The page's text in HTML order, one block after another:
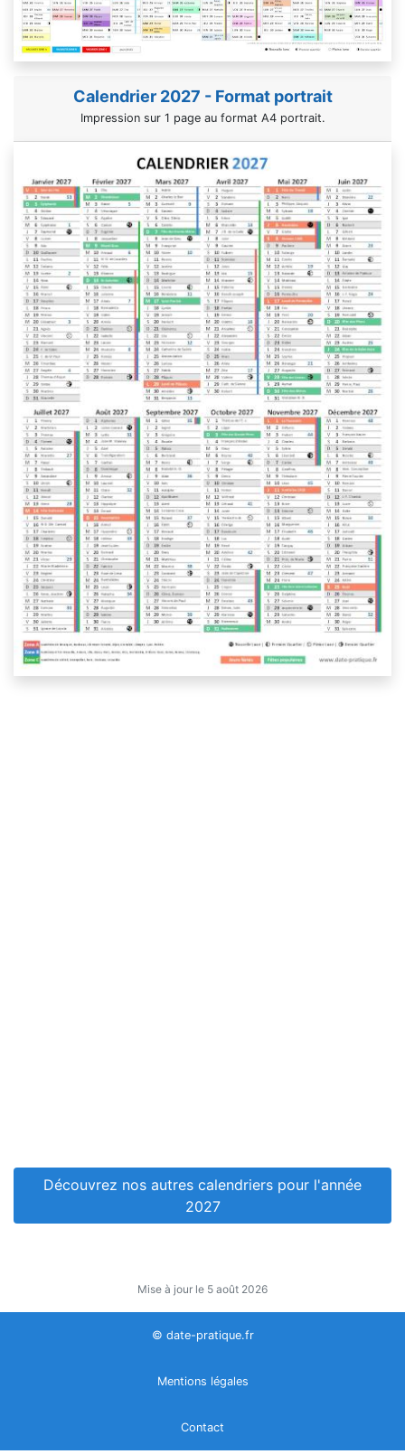
Calendrier 2027 - Format portrait
Impression sur 1 page au format A4 portrait.
Découvrez nos autres calendriers pour l'année
2027
Mise à jour le 5 août 2026
© date-pratique.fr
Mentions légales
Contact